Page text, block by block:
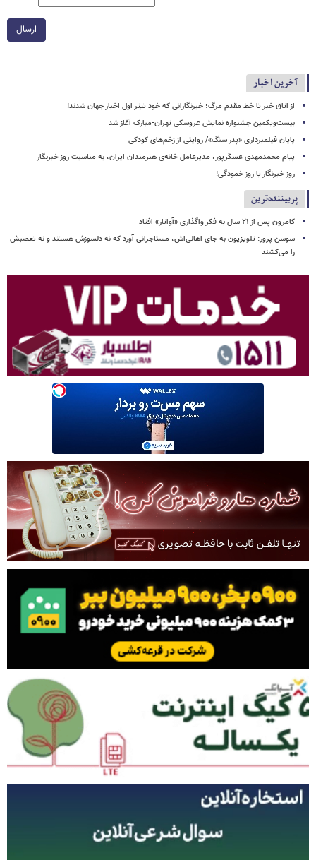
ارسال
آخرین اخبار
از اتاق خبر تا خط مقدم مرگ؛ خبرنگارانی که خود تیتر اول اخبار جهان شدند!
بیست‌ویکمین جشنواره نمایش عروسکی تهران-مبارک آغاز شد
پایان فیلمبرداری «پدر سنگ»/ روایتی از زخم‌های کودکی
پیام محمدمهدی عسگرپور، مدیرعامل خانه‌ی هنرمندان ایران، به مناسبت روز خبرنگار
روز خبرنگار یا روز خمودگی!
پربیننده‌ترین
کامرون پس از ۲۱ سال به فکر واگذاری «آواتار» افتاد
سوسن پرور: تلویزیون به جای اهالی‌اش، مستاجرانی آورد که نه دلسوزش هستند و نه تعصبش
را می‌کشند